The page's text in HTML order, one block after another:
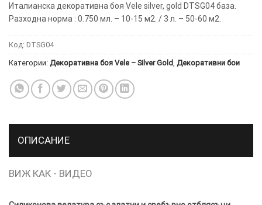
Италианска декоративна боя Vele silver, gold DTSG04 база.
Разходна норма : 0.750 мл. – 10-15 м2. / 3 л. – 50-60 м2.
Код: DTSG04
Категории: Декоративна боя Vele – Silver Gold Декоративни бои
ОПИСАНИЕ
ВИЖ КАК - ВИДЕО
× ТОЗИ
САЙТ
ИЗПОЛЗВА
ПОВЕЧЕ
ИНФОРМАЦИЯ
ДА
НАМЕРИТЕ